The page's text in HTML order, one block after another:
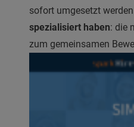
sofort umgesetzt
spezialisiert haben: die
zum gemeinsamen